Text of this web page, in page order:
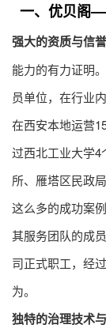
一、优贝阁
强大的资质与信誉
能力的有力证明
员单位，在行业
在西安本地运营
过西北工业大学4
所、雁塔区民政
这么多的成功案
其服务团队的成
司正式职工，经
为。
独特的治理技术